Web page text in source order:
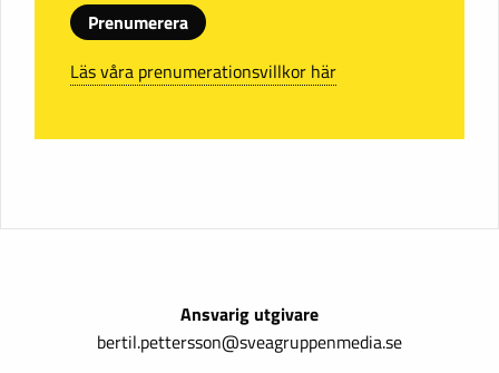
Prenumerera
Läs våra prenumerationsvillkor här
Ansvarig utgivare
bertil.pettersson@sveagruppenmedia.se